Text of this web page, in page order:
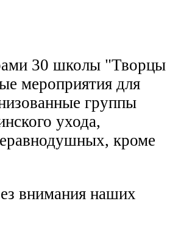
30 школы "Творцы
мероприятия для
группы
ухода,
кроме
внимания наших